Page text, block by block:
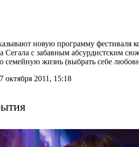
новую программу фестиваля
с забавным абсурдистским
жизнь (выбрать себе
октября 2011, 15:18